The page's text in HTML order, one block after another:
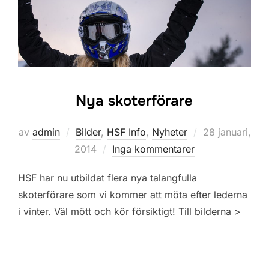
Nya skoterförare
av admin Bilder, HSF Info, Nyheter
Publicerat
28 januari,
2014
Inga kommentarer
HSF har nu utbildat flera nya talangfulla
skoterförare som vi kommer att möta efter lederna
i vinter. Väl mött och kör försiktigt! Till bilderna >